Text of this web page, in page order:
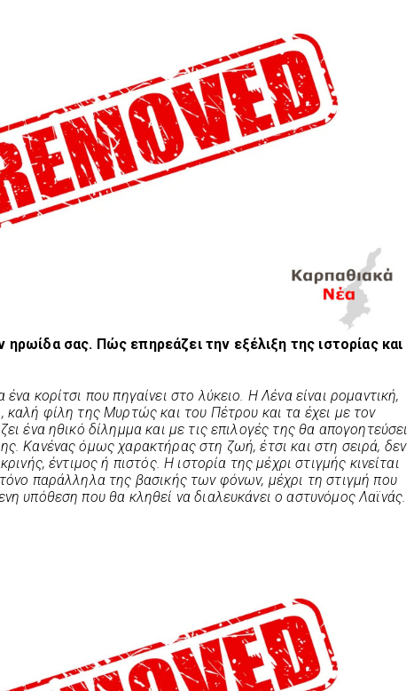
ηρωίδα σας. Πώς επηρεάζει την εξέλιξη της ιστορίας και
κορίτσι που πηγαίνει στο λύκειο. Η Λένα είναι ρομαντική,
καλή φίλη της Μυρτώς και του Πέτρου και τα έχει με τον
ένα ηθικό δίλημμα και με τις επιλογές της θα απογοητεύσει
Κανένας όμως χαρακτήρας στη ζωή, έτσι και στη σειρά, δεν
έντιμος ή πιστός. Η ιστορία της μέχρι στιγμής κινείται
παράλληλα της βασικής των φόνων, μέχρι τη στιγμή που
υπόθεση που θα κληθεί να διαλευκάνει ο αστυνόμος Λαϊνάς.